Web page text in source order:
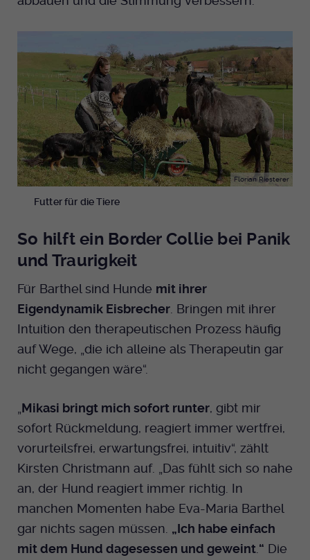
Florian Riesterer
Futter für die Tiere
So hilft ein Border Collie bei Panik
und Traurigkeit
Für Barthel sind Hunde mit ihrer
Eigendynamik Eisbrecher . Bringen mit ihrer
Intuition den therapeutischen Prozess häufig
auf Wege, „die ich alleine als Therapeutin gar
nicht gegangen wäre“.
Mikasi bringt mich sofort runter, gibt mir
sofort Rückmeldung, reagiert immer wertfrei,
vorurteilsfrei, erwartungsfrei, intuitiv“, zählt
Kirsten Christmann auf. „Das fühlt sich so nahe
an, der Hund reagiert immer richtig. In
manchen Momenten habe Eva-Maria Barthel
gar nichts sagen müssen. „Ich habe einfach
mit dem Hund dagesessen und geweint “ Die